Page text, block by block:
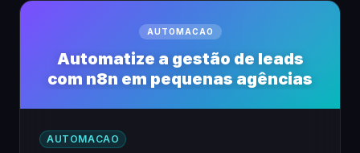
AUTOMACAO
Automatize a gestão de leads
com n8n em pequenas agências
AUTOMACAO